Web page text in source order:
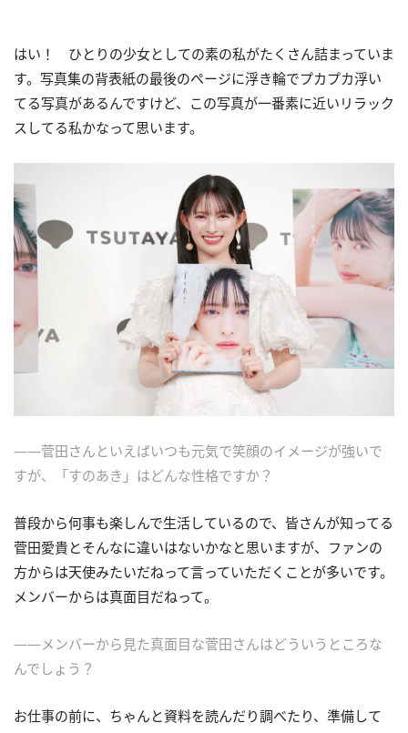
はい！ ひとりの少女としての素の私がたくさん詰まっていま
す。写真集の背表紙の最後のページに浮き輪でプカプカ浮い
てる写真があるんですけど、この写真が一番素に近いリラック
スしてる私かなって思います。
――菅田さんといえばいつも元気で笑顔のイメージが強いで
すが、「すのあき」はどんな性格ですか？
普段から何事も楽しんで生活しているので、皆さんが知ってる
菅田愛貴とそんなに違いはないかなと思いますが、ファンの
方からは天使みたいだねって言っていただくことが多いです。
メンバーからは真面目だねって。
――メンバーから見た真面目な菅田さんはどういうところな
んでしょう？
お仕事の前に、ちゃんと資料を読んだり調べたり、準備して